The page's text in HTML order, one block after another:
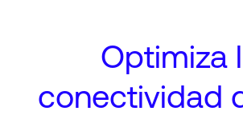
Optimiza
conectividad